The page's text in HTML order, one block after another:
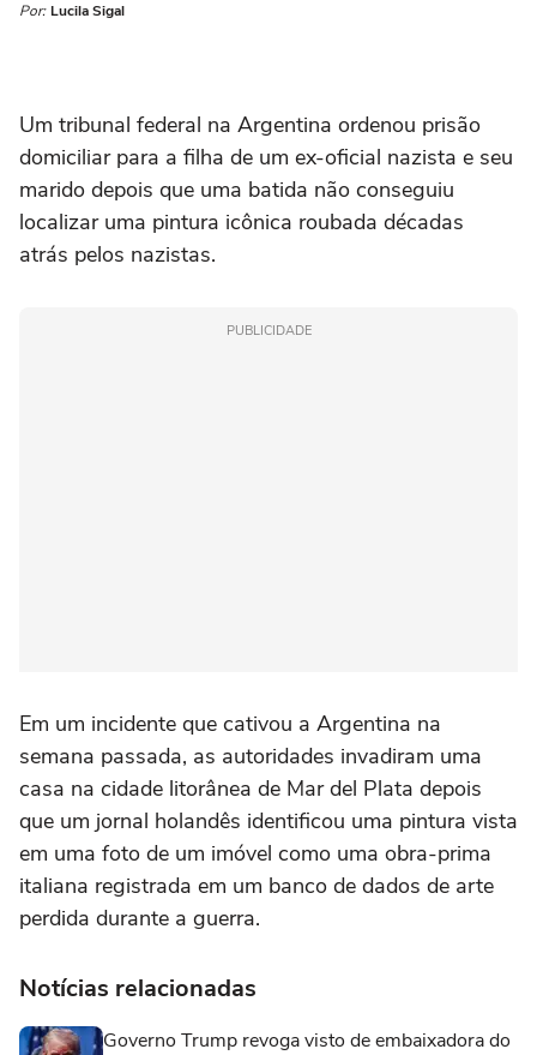
Por: Lucila Sigal
Um tribunal federal na Argentina ordenou prisão
domiciliar para a filha de um ex-oficial nazista e seu
marido depois que uma batida não conseguiu
localizar uma pintura icônica roubada décadas
atrás pelos nazistas.
PUBLICIDADE
Em um incidente que cativou a Argentina na
semana passada, as autoridades invadiram uma
casa na cidade litorânea de Mar del Plata depois
que um jornal holandês identificou uma pintura vista
em uma foto de um imóvel como uma obra-prima
italiana registrada em um banco de dados de arte
perdida durante a guerra.
Notícias relacionadas
Governo Trump revoga visto de embaixadora do